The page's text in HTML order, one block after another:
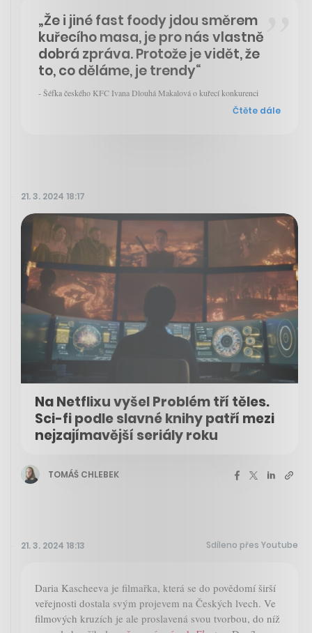
„Že i jiné fast foody jdou směrem
kuřecího masa, je pro nás vlastně
dobrá zpráva. Protože je vidět, že
to, co děláme, je trendy“
- Šéfka českého KFC Ivana Dlouhá Makalová o kuřecí konkurenci
Čtěte dále
21. 3. 2024 18:17
Na Netflixu vyšel Problém tří těles.
Sci-fi podle slavné knihy patří mezi
nejzajímavější seriály roku
TOMÁŠ CHLEBEK
21. 3. 2024 18:13 Sdíleno přes Youtube
Daria Kascheeva je filmařka, která se do povědomí širší
veřejnosti dostala svým projevem na Českých lvech. Ve
filmových kruzích je ale proslavená svou tvorbou, do níž